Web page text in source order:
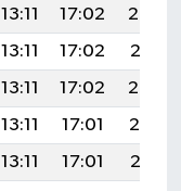
13:11 17:02
20:22
13:11 17:02
20:21
13:11 17:02
20:20
13:11 17:01
20:19
13:11 17:01
20:18